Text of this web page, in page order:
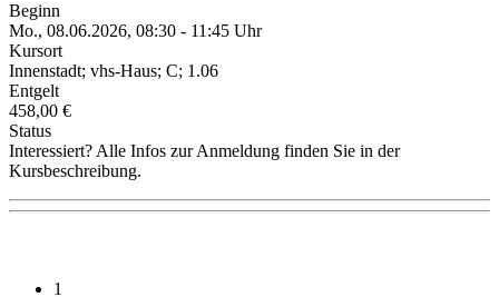
Beginn
Mo., 08.06.2026, 08:30 - 11:45 Uhr
Kursort
Innenstadt; vhs-Haus; C; 1.06
Entgelt
458,00 €
Status
Interessiert? Alle Infos zur Anmeldung finden Sie in der
Kursbeschreibung.
1